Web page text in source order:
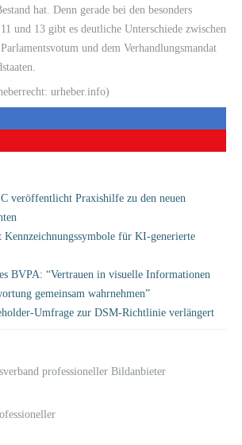
hat. Denn gerade bei den besonders
und 13 gibt es deutliche Unterschiede zwischen
und dem Verhandlungsmandat
urheber.info)
veröffentlicht Praxishilfe zu den neuen
für KI-generierte
BVPA: “Vertrauen in visuelle Informationen
gemeinsam wahrnehmen”
Umfrage zur DSM-Richtlinie verlängert